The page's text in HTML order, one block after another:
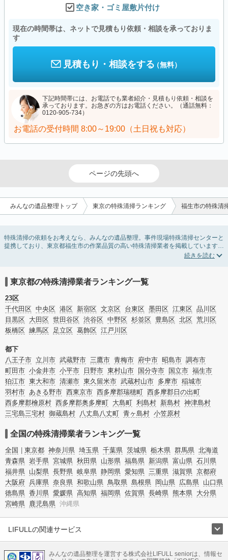
空き家・ゴミ屋敷片付け
現在の時間帯は、ネットで見積もり依頼・相談を承っておりま
す
見積もり・相談をする（無料）
下記時間帯には、お電話でも業者紹介・見積もり依頼・相談を
承っております。お急ぎの方はお電話ください。（通話無料：
0120-905-734）
お電話の受付時間 8:00～19:00（土日祝も対応）
ページの先頭へ
みんなの遺品整理トップ 東京の特殊清掃ランキング 福生市の特殊清
特殊清掃の依頼をお考えなら、みんなの遺品整理。事件現場特殊清掃センターと
提携しており、東京都福生市の作業品質の高い特殊清掃業者を掲載しています。
孤独死・孤立死に伴う不用品の処分・回収・引き取りから、事件・事故・自殺現
ムによる原状回復・オゾン脱臭機による腐敗臭などの臭いの脱臭・消臭サービス
など絞り込み条件を利用し検索してみましょう。
また故人のご遺族だけでなく不動産管理会社様やオーナー様(賃貸家主様)、行政
のご担当者様でも相談できます。
東京都の特殊清掃業者ランキング一覧
23区
千代田区 中央区 港区 新宿区 文京区 台東区 墨田区 江東区 品川区
目黒区
大田区 世田谷区 渋谷区 中野区 杉並区 豊島区 北区 荒川区
板橋区 練馬区 足立区 葛飾区 江戸川区
都下
八王子市 立川市 武蔵野市 三鷹市 青梅市 府中市 昭島市 調布市
町田市 小金井市 小平市 日野市 東村山市 国分寺市 国立市 福生市
狛江市 東大和市 清瀬市 東久留米市 武蔵村山市 多摩市 稲城市
羽村市 あきる野市 西東京市 西多摩郡瑞穂町 西多摩郡日の出町
西多摩郡檜原村 西多摩郡奥多摩町 大島町 利島村 新島村 神津島村
三宅島三宅村 御蔵島村 八丈島八丈町 青ヶ島村 小笠原村
全国の特殊清掃業者ランキング一覧
全国 東京都 神奈川県 埼玉県 千葉県 茨城県 栃木県 群馬県 北海道
青森県 岩手県 宮城県 秋田県 山形県 福島県 新潟県 富山県 石川県
福井県 山梨県 長野県 岐阜県 静岡県 愛知県 三重県 滋賀県 京都府
大阪府 兵庫県 奈良県 和歌山県 鳥取県 島根県 岡山県 広島県 山口県
徳島県 香川県 愛媛県 高知県 福岡県 佐賀県 長崎県 熊本県 大分県
宮崎県 鹿児島県 沖縄県
LIFULLの関連サービス
不動産・住宅
引越し 老人ホーム 地方創生 ママの就労支援
みんなの遺品整理を運営する株式会社LIFULL seniorは、情報セ